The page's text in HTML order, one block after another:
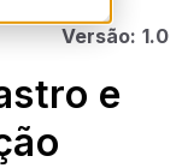
Versão: 1.0
e